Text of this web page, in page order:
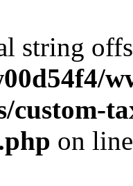
string
custom-
on